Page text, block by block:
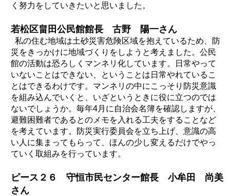
く努力をしていきたいと思いました。
若松区畠田公民館館長 古野 陽一さん
私の住む地域は土砂災害危険区域を抱えているため、防
災をきっかけに地域づくりをしようと考えました。公民
館の活動は恐ろしくマンネリ化しています。日常やって
いないことはできない、ということは日常やれているこ
とはできるわけです。マンネリの中にこっそり防災意識
を組み込んでいくと、いざというときに役に立つのでは
ないでしょうか。毎年4月に自治会名簿を確認しますが、
避難困難者であるとのメモを入れる工夫をすることなど
を考えています。防災実行委員会を立ち上げ、意識の高
い人に集まってもらって、ほんの少し変えるだけでやっ
ていく取組みを行っています。
ピース２６ 守恒市民センター館長 小牟田 尚美
さん